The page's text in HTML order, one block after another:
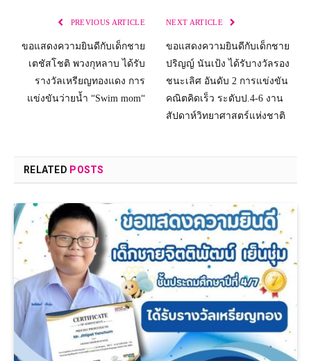
PREVIOUS ARTICLE
ขอแสดงความยินดีกับเด็กชาย
เตชัสโชติ พวงกุหลาบ ได้รับ
รางวัลเหรียญทองแดง การ
แข่งขันว่ายน้ำ “Swim mom“
NEXT ARTICLE
ขอแสดงความยินดีกับเด็กชาย
ปริญญ์ นันเป้ง ได้รับางวัลรอง
ชนะเลิศ อันดับ 2 การแข่งขัน
คณิตคิดเร็ว ระดับป.4-6 งาน
สัปดาห์วิทยาศาสตร์แห่งชาติ
RELATED POSTS